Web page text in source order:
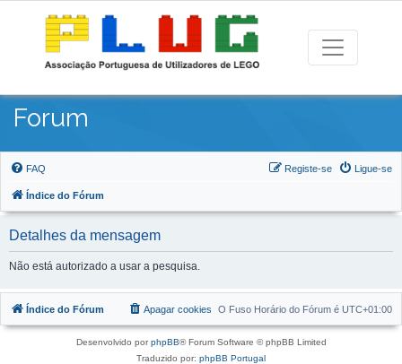
Forum
FAQ Ligue-se
Registe-se
Índice do Fórum
Detalhes da mensagem
Não está autorizado a usar a pesquisa.
Índice do Fórum O Fuso Horário do Fórum é UTC+01:00
Apagar cookies
Desenvolvido porphpBB® Forum Software © phpBB Limited
Traduzido por: phpBB Portugal